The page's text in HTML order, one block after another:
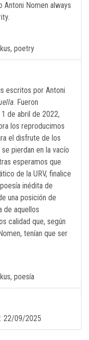
Nomen always
poetry
escritos por Antoni
. Fueron
de abril de 2022,
los reproducimos
el disfrute de los
pierdan en la vacío
esperamos que
de la URV, finalice
inédita de
una posición de
de aquellos
calidad que, según
tenían que ser
poesía
22/09/2025